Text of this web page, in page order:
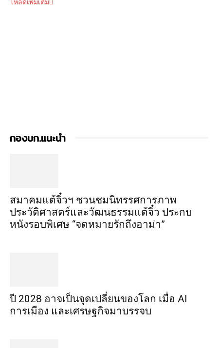
กองบก.แนะนำ
สมาคมแต้จิ๋วฯ ชวนชมนิทรรศการภาพ
ประวัติศาสตร์และวัฒนธรรมแต้จิ๋ว ประกบ
หนังรอบพิเศษ “จดหมายรักถึงอาม่า”
ปี 2028 อาจเป็นจุดเปลี่ยนของโลก เมื่อ AI
การเมือง และเศรษฐกิจมาบรรจบ